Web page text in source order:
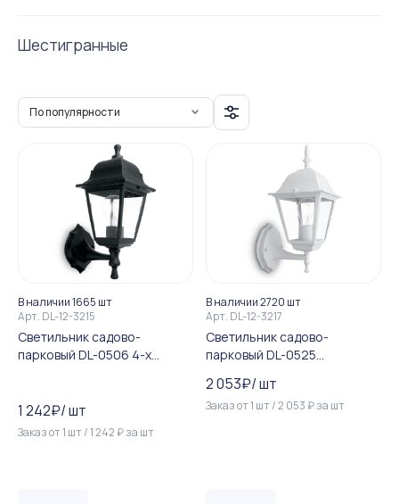
Шестигранные
По популярности
В наличии 1665 шт
Арт. DL-12-3215
Светильник садово-
парковый DL-0506 4-х
1 242₽/шт
Заказ от1 шт/1 242 ₽за шт
В наличии 2720 шт
Арт. DL-12-3217
Светильник садово-
парковый DL-0525
2 053₽/шт
Заказ от1 шт/2 053 ₽за шт